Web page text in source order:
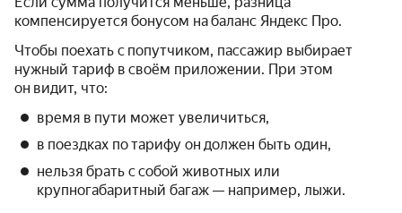
компенсируется бонусом на баланс Яндекс Про.
Чтобы поехать с попутчиком, пассажир выбирает
нужный тариф в своём приложении. При этом
он видит, что:
время в пути может увеличиться,
в поездках по тарифу он должен быть один,
нельзя брать с собой животных или
крупногабаритный багаж — например, лыжи.